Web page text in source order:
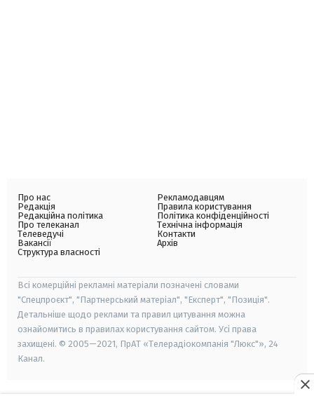
Про нас
Редакція
Редакційна політика
Про телеканал
Телеведучі
Вакансії
Структура власності
Рекламодавцям
Правила користування
Політика конфіденційності
Технічна інформація
Контакти
Архів
Всі комерційні рекламні матеріали позначені словами
"Спецпроєкт", "Партнерський матеріал", "Експерт", "Позиція".
Детальніше щодо реклами та правил цитування можна
ознайомитись в правилах користування сайтом. Усі права
захищені. © 2005—2021, ПрАТ «Телерадіокомпанія "Люкс"», 24
Канал.